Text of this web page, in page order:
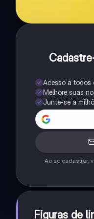
Acesso a todos
Melhore suas
Junte-se a
Ao se cadastrar,
Figuras de